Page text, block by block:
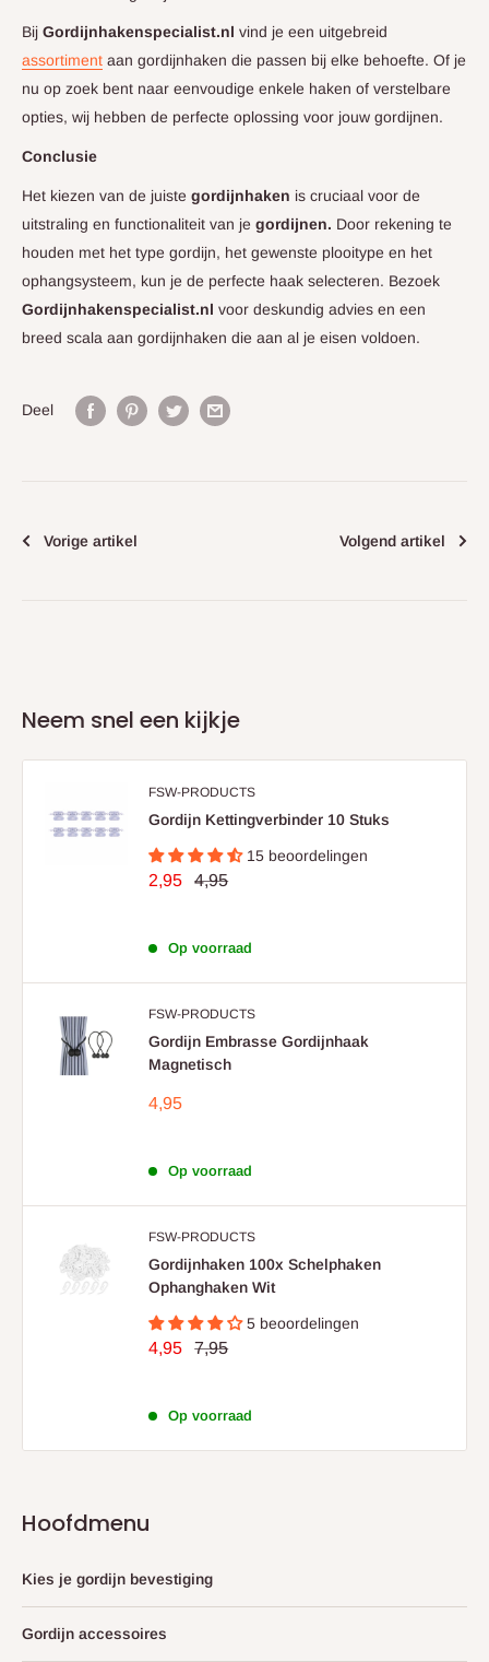
Bij Gordijnhakenspecialist.nl vind je een uitgebreid
assortiment aan gordijnhaken die passen bij elke behoefte. Of je
nu op zoek bent naar eenvoudige enkele haken of verstelbare
opties, wij hebben de perfecte oplossing voor jouw gordijnen.
Conclusie
Het kiezen van de juiste gordijnhaken is cruciaal voor de
uitstraling en functionaliteit van je gordijnen. Door rekening te
houden met het type gordijn, het gewenste plooitype en het
ophangsysteem, kun je de perfecte haak selecteren. Bezoek
Gordijnhakenspecialist.nl voor deskundig advies en een
breed scala aan gordijnhaken die aan al je eisen voldoen.
Deel
Vorige artikel Volgend artikel
Neem snel een kijkje
FSW-PRODUCTS
Gordijn Kettingverbinder 10 Stuks
15 beoordelingen
Aanbieding
2,95
Normale
4,95
Op voorraad
FSW-PRODUCTS
Gordijn Embrasse Gordijnhaak
Magnetisch
Aanbieding
4,95
Op voorraad
FSW-PRODUCTS
Gordijnhaken 100x Schelphaken
Ophanghaken Wit
5 beoordelingen
Aanbieding
4,95
Normale
7,95
Op voorraad
Hoofdmenu
Kies je gordijn bevestiging
Gordijn accessoires